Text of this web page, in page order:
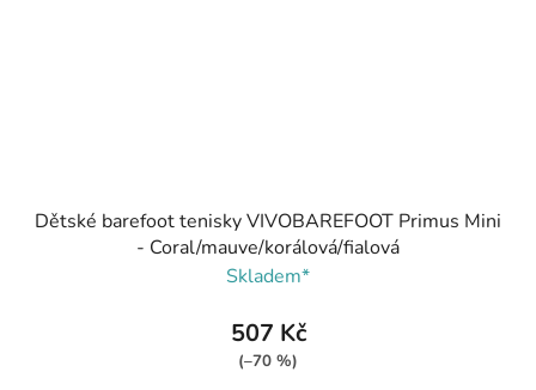
Dětské barefoot tenisky VIVOBAREFOOT Primus Mini
- Coral/mauve/korálová/fialová
Skladem*
507 Kč
(–70 %)